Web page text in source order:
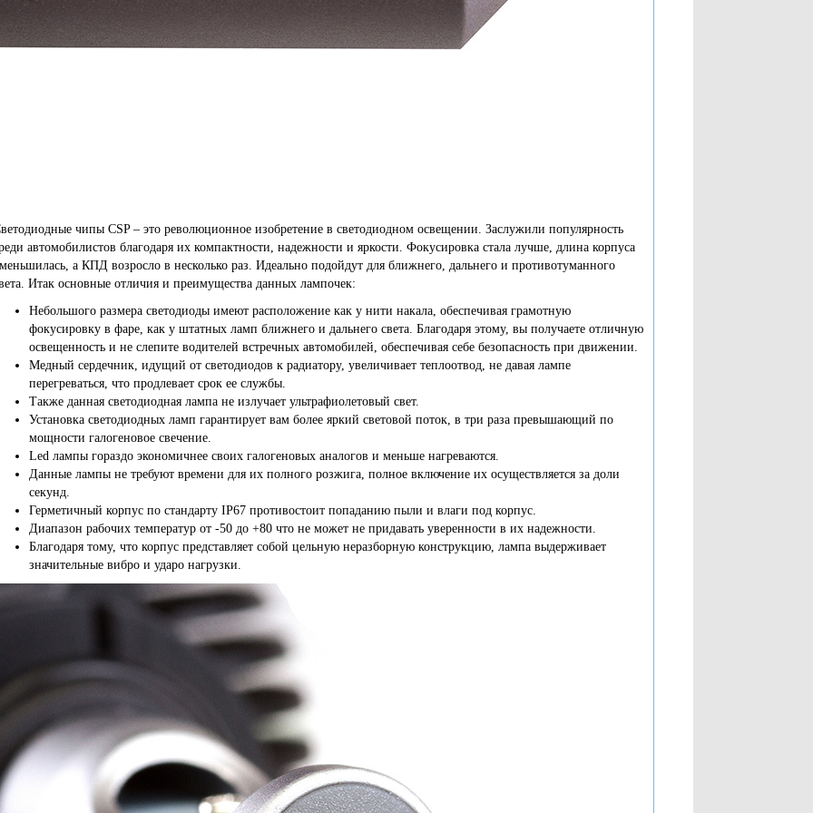
чипы СSP – это революционное изобретение в светодиодном освещении. Заслужили популярность
автомобилистов благодаря их компактности, надежности и яркости. Фокусировка стала лучше, длина корпуса
а КПД возросло в несколько раз. Идеально подойдут для ближнего, дальнего и противотуманного
Итак основные отличия и преимущества данных лампочек:
Небольшого размера светодиоды имеют расположение как у нити накала, обеспечивая грамотную
фокусировку в фаре, как у штатных ламп ближнего и дальнего света. Благодаря этому, вы получаете отличную
освещенность и не слепите водителей встречных автомобилей, обеспечивая себе безопасность при движении.
Медный сердечник, идущий от светодиодов к радиатору, увеличивает теплоотвод, не давая лампе
перегреваться, что продлевает срок ее службы.
Также данная светодиодная лампа не излучает ультрафиолетовый свет.
Установка светодиодных ламп гарантирует вам более яркий световой поток, в три раза превышающий по
мощности галогеновое свечение.
Led лампы гораздо экономичнее своих галогеновых аналогов и меньше нагреваются.
Данные лампы не требуют времени для их полного розжига, полное включение их осуществляется за доли
секунд.
Герметичный корпус по стандарту IP67 противостоит попаданию пыли и влаги под корпус.
Диапазон рабочих температур от -50 до +80 что не может не придавать уверенности в их надежности.
Благодаря тому, что корпус представляет собой цельную неразборную конструкцию, лампа выдерживает
значительные вибро и ударо нагрузки.